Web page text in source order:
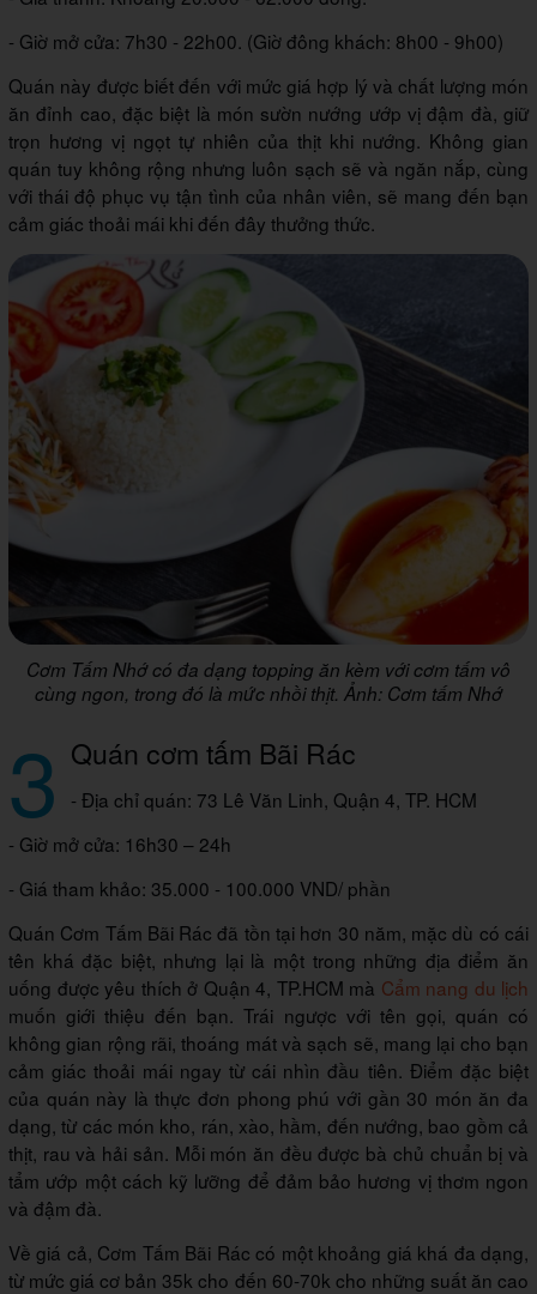
- Giờ mở cửa: 7h30 - 22h00. (Giờ đông khách: 8h00 - 9h00)
Quán này được biết đến với mức giá hợp lý và chất lượng món
ăn đỉnh cao, đặc biệt là món sườn nướng ướp vị đậm đà, giữ
trọn hương vị ngọt tự nhiên của thịt khi nướng. Không gian
quán tuy không rộng nhưng luôn sạch sẽ và ngăn nắp, cùng
với thái độ phục vụ tận tình của nhân viên, sẽ mang đến bạn
cảm giác thoải mái khi đến đây thưởng thức.
Cơm Tấm Nhớ có đa dạng topping ăn kèm với cơm tấm vô
cùng ngon, trong đó là mức nhồi thịt. Ảnh: Cơm tấm Nhớ
3 Quán cơm tấm Bãi Rác
- Địa chỉ quán: 73 Lê Văn Linh, Quận 4, TP. HCM
- Giờ mở cửa: 16h30 – 24h
- Giá tham khảo: 35.000 - 100.000 VND/ phần
Quán Cơm Tấm Bãi Rác đã tồn tại hơn 30 năm, mặc dù có cái
tên khá đặc biệt, nhưng lại là một trong những địa điểm ăn
uống được yêu thích ở Quận 4, TP.HCM mà Cẩm nang du lịch
muốn giới thiệu đến bạn. Trái ngược với tên gọi, quán có
không gian rộng rãi, thoáng mát và sạch sẽ, mang lại cho bạn
cảm giác thoải mái ngay từ cái nhìn đầu tiên. Điểm đặc biệt
của quán này là thực đơn phong phú với gần 30 món ăn đa
dạng, từ các món kho, rán, xào, hầm, đến nướng, bao gồm cả
thịt, rau và hải sản. Mỗi món ăn đều được bà chủ chuẩn bị và
tẩm ướp một cách kỹ lưỡng để đảm bảo hương vị thơm ngon
và đậm đà.
Về giá cả, Cơm Tấm Bãi Rác có một khoảng giá khá đa dạng,
từ mức giá cơ bản 35k cho đến 60-70k cho những suất ăn cao